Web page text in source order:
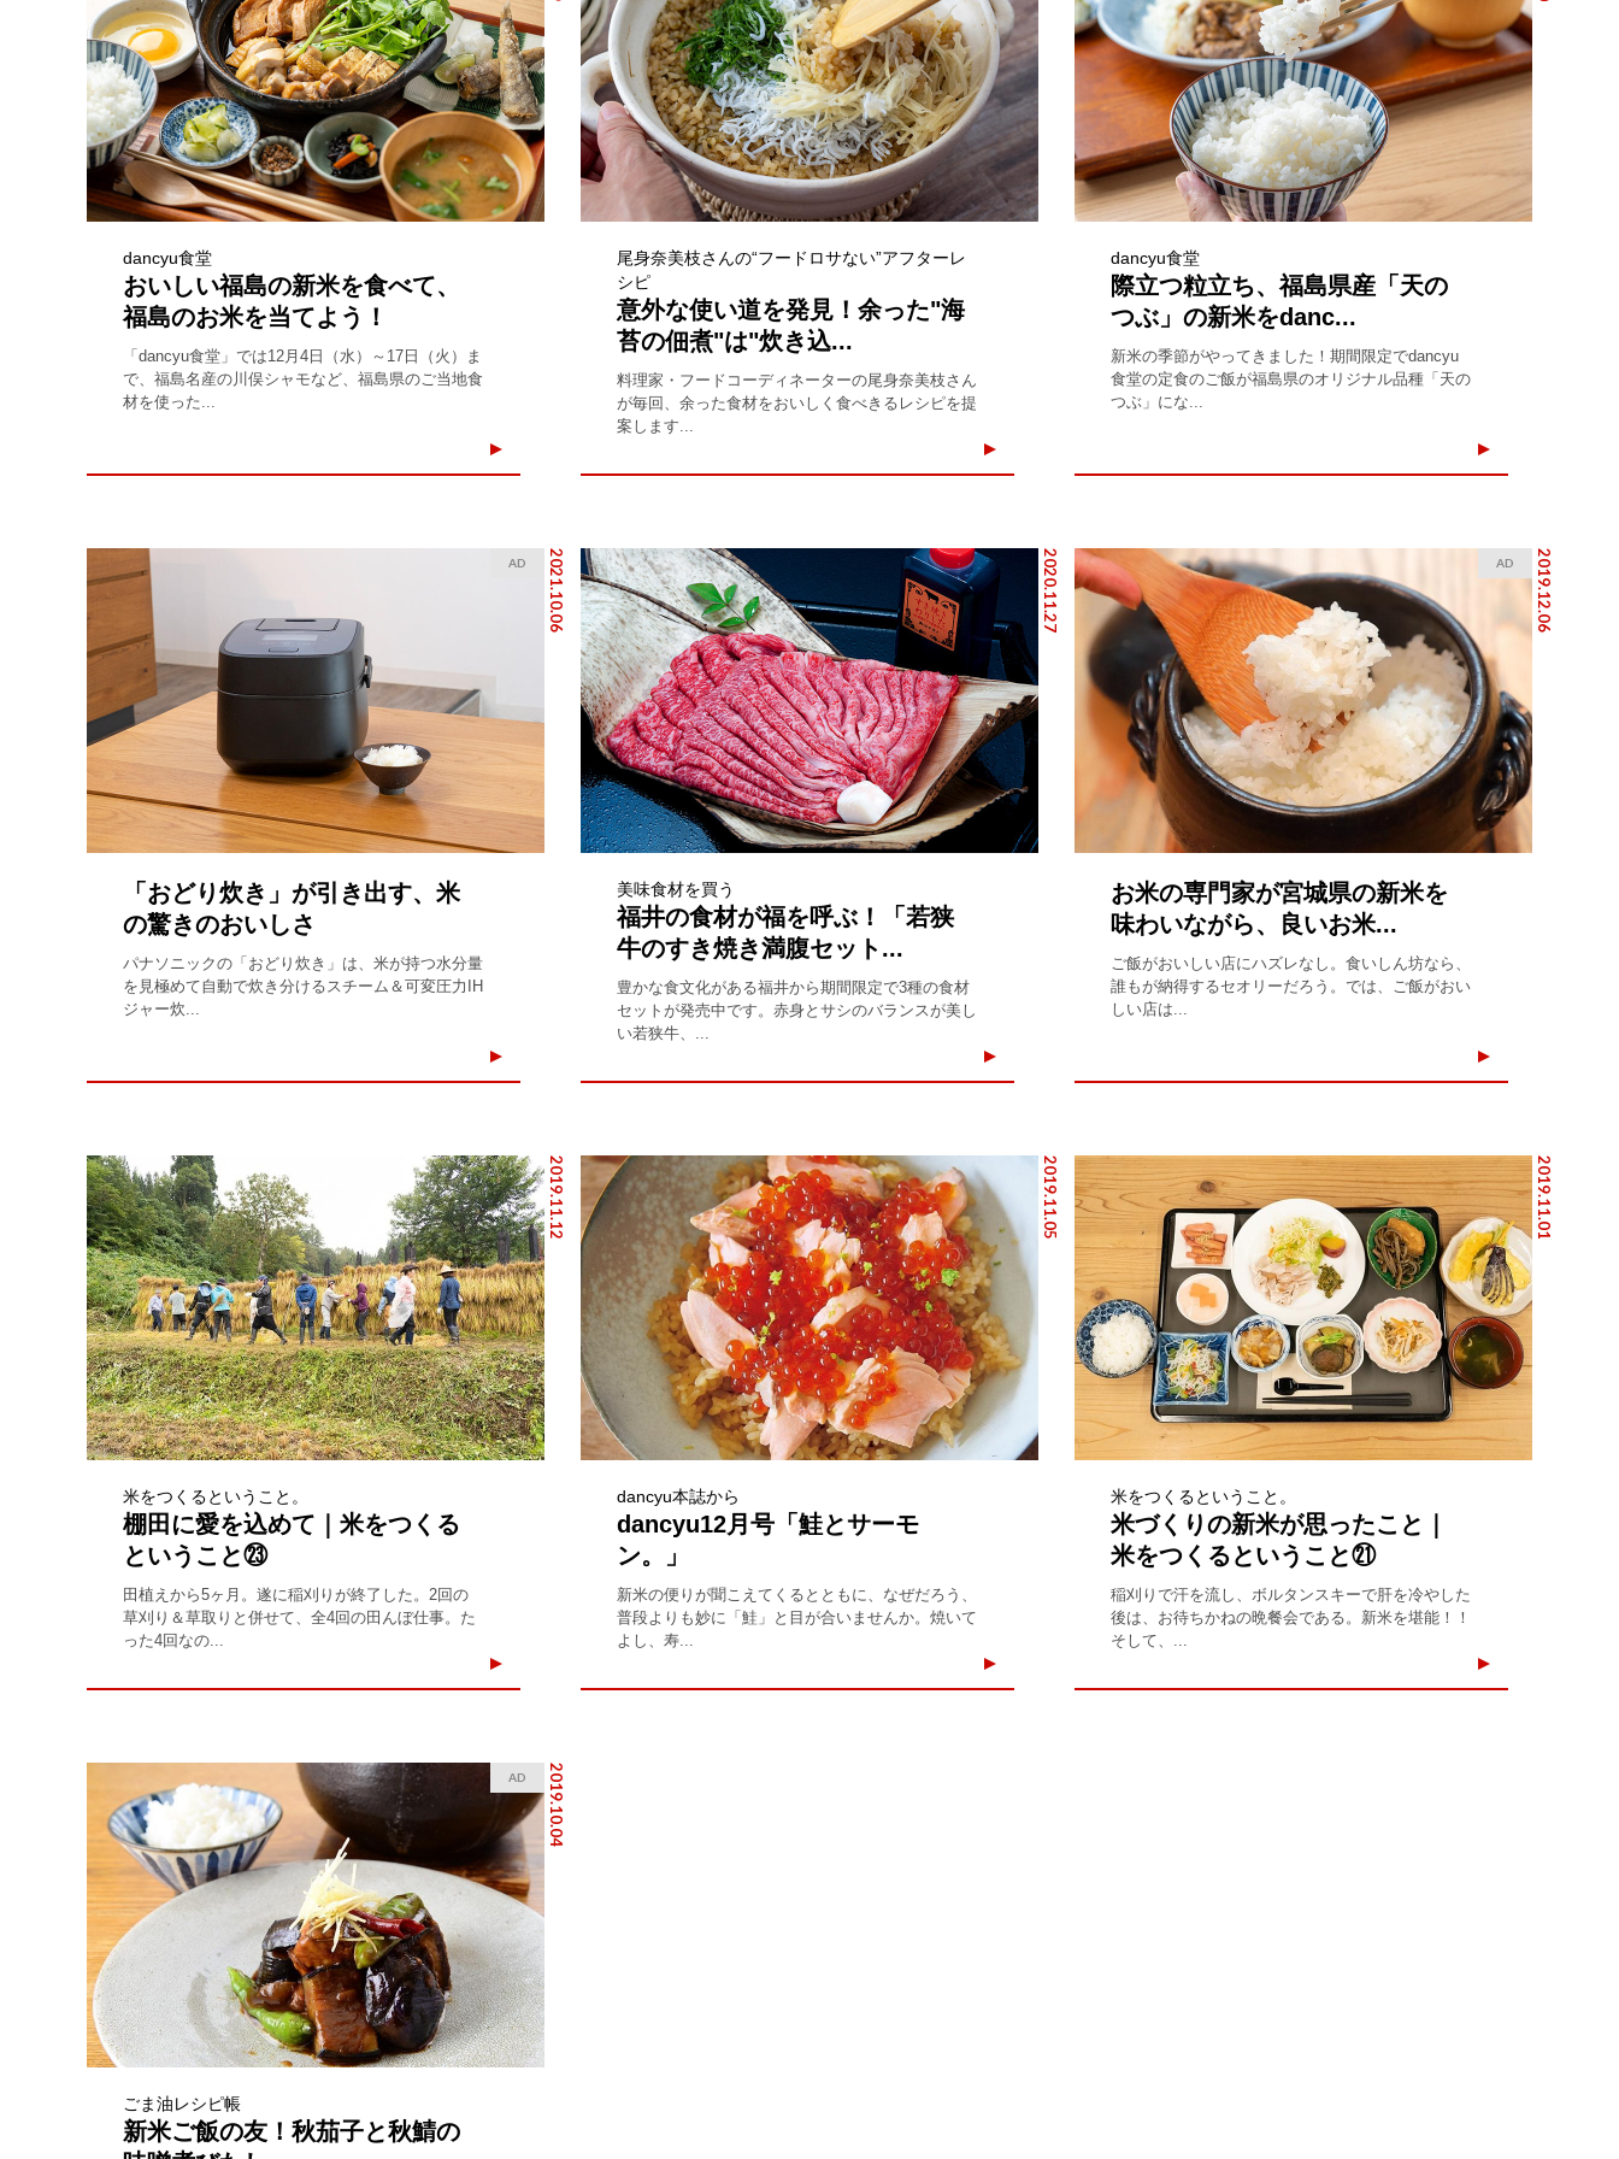
dancyu食堂
おいしい福島の新米を食べて、
福島のお米を当てよう！
「dancyu食堂」では12月4日（水）～17日（火）ま
で、福島名産の川俣シャモなど、福島県のご当地食
材を使った...
尾身奈美枝さんの“フードロサない”アフターレ
シピ
意外な使い道を発見！余った"海
苔の佃煮"は"炊き込...
料理家・フードコーディネーターの尾身奈美枝さん
が毎回、余った食材をおいしく食べきるレシピを提
案します...
dancyu食堂
際立つ粒立ち、福島県産「天の
つぶ」の新米をdanc...
新米の季節がやってきました！期間限定でdancyu
食堂の定食のご飯が福島県のオリジナル品種「天の
つぶ」にな...
2021.10.06
AD
「おどり炊き」が引き出す、米
の驚きのおいしさ
パナソニックの「おどり炊き」は、米が持つ水分量
を見極めて自動で炊き分けるスチーム＆可変圧力IH
ジャー炊...
2020.11.27
美味食材を買う
福井の食材が福を呼ぶ！「若狭
牛のすき焼き満腹セット...
豊かな食文化がある福井から期間限定で3種の食材
セットが発売中です。赤身とサシのバランスが美し
い若狭牛、...
2019.12.06
AD
お米の専門家が宮城県の新米を
味わいながら、良いお米...
ご飯がおいしい店にハズレなし。食いしん坊なら、
誰もが納得するセオリーだろう。では、ご飯がおい
しい店は...
2019.11.12
米をつくるということ。
棚田に愛を込めて｜米をつくる
ということ㉓
田植えから5ヶ月。遂に稲刈りが終了した。2回の
草刈り＆草取りと併せて、全4回の田んぼ仕事。た
った4回なの...
2019.11.05
dancyu本誌から
dancyu12月号「鮭とサーモ
ン。」
新米の便りが聞こえてくるとともに、なぜだろう、
普段よりも妙に「鮭」と目が合いませんか。焼いて
よし、寿...
2019.11.01
米をつくるということ。
米づくりの新米が思ったこと｜
米をつくるということ㉑
稲刈りで汗を流し、ボルタンスキーで肝を冷やした
後は、お待ちかねの晩餐会である。新米を堪能！！
そして、...
2019.10.04
AD
ごま油レシピ帳
新米ご飯の友！秋茄子と秋鯖の